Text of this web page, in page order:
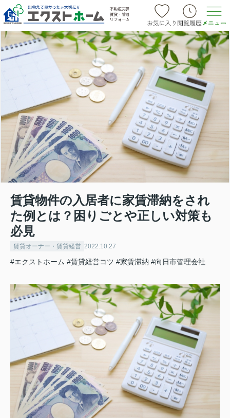
賃貸物件の入居者に家賃滞納をされ
た例とは？困りごとや正しい対策も
必見
賃貸オーナー・賃貸経営 2022.10.27
#エクストホーム #賃貸経営コツ #家賃滞納 #向日市管理会社